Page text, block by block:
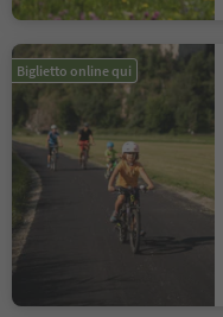
Biglietto online qui